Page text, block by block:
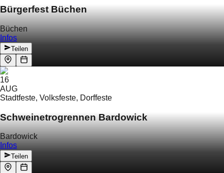
Bürgerfest Büchen
Büchen
Infos
Teilen
16
AUG
Stadtfeste, Volksfeste, Dorffeste
Schweinetrogrennen Bardowick
Bardowick
Infos
Teilen